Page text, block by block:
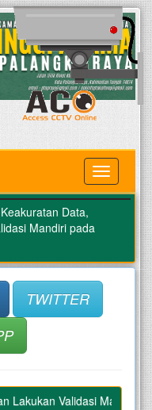
MENU
Data,
Mandiri pada
TWITTER
Validasi Mandiri